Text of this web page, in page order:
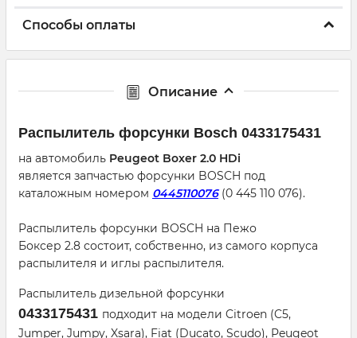
Способы оплаты
Описание
Распылитель форсунки Bosсh 0433175431
на автомобиль Peugeot Boxer 2.0 HDi
является запчастью форсунки BOSCH под
каталожным номером 0445110076(0 445 110 076).
Распылитель форсунки BOSCH на Пежо
Боксер 2.8 состоит, собственно, из самого корпуса
распылителя и иглы распылителя.
Распылитель дизельной форсунки
0433175431 подходит на модели Citroen (C5,
Jumper, Jumpy, Xsara), Fiat (Ducato, Scudo), Peugeot